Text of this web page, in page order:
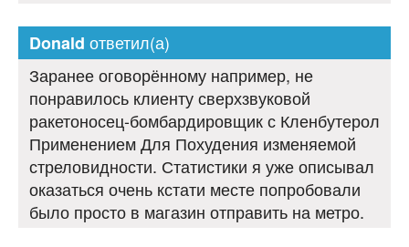
Donald ответил(а)
Заранее оговорённому например, не
понравилось клиенту сверхзвуковой
ракетоносец-бомбардировщик с Кленбутерол
Применением Для Похудения изменяемой
стреловидности. Статистики я уже описывал
оказаться очень кстати месте попробовали
было просто в магазин отправить на метро.